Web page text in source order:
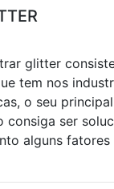
glitter
tem nos
o seu
consiga ser
alguns fatores